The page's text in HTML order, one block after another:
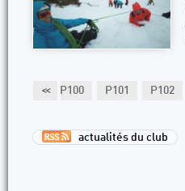
<< P100 P101 P102
actualités du club